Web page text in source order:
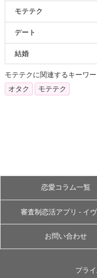
モテテク
デート
結婚
モテテクに関連するキーワ
オタク
モテテク
恋愛コラム一覧
審査制恋活アプリ - イ
お問い合わせ
プラ